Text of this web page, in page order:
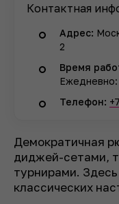
Контактная
Адрес:
2
Время
Телефон:
Демократичная
диджей-сетами,
турнирами.
классических